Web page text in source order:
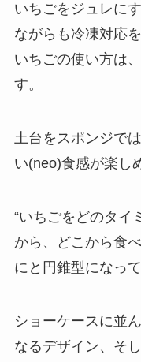
いちごをジュレに
ながらも冷凍対応
いちごの使い方は
す。
土台をスポンジで
い(neo)食感が楽し
“いちごをどのタイ
から、どこから食
にと円錐型になって
ショーケースに並
なるデザイン、そ